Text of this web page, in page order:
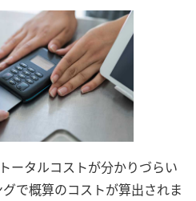
ータルコストが分かりづらい
で概算のコストが算出されま